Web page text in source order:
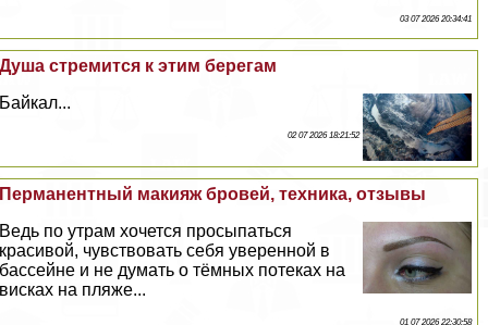
03 07 2026 20:34:41
Душа стремится к этим берегам
Байкал...
02 07 2026 18:21:52
Перманентный макияж бровей, техника, отзывы
Ведь по утрам хочется просыпаться
красивой, чувствовать себя уверенной в
бассейне и не думать о тёмных потеках на
висках на пляже...
01 07 2026 22:30:58